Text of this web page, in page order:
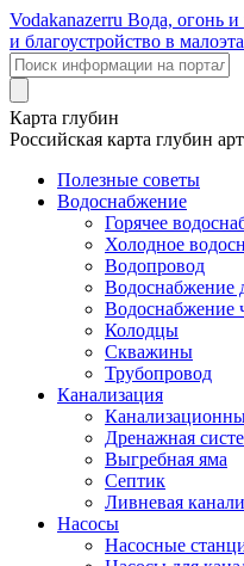
Vodakanazerru Вода, огонь
и благоустройство в
Карта глубин
Российская карта глубин
Полезные советы
Водоснабжение
Горячее
Холодное
Водопровод
Водоснабжение
Водоснабжение
Колодцы
Скважины
Трубопровод
Канализация
Дренажная
Выгребная яма
Септик
Ливневая
Насосы
Насосные